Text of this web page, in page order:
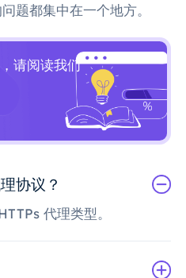
题都集中在一个地方。
请阅读我们
协议？
代理类型。